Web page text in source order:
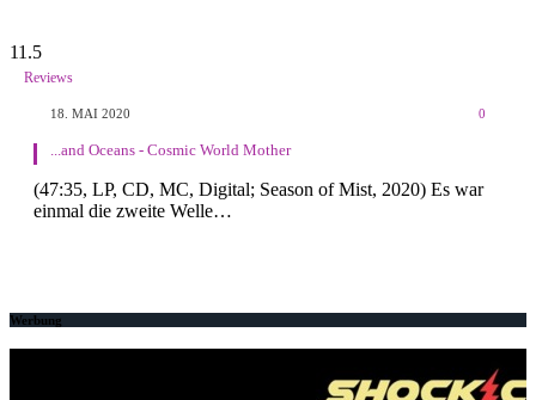
11.5
Reviews
18. MAI 2020 0
...and Oceans - Cosmic World Mother
(47:35, LP, CD, MC, Digital; Season of Mist, 2020) Es war
einmal die zweite Welle…
Werbung